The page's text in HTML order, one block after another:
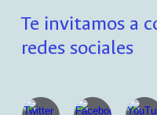
Te invitamos a
redes sociales